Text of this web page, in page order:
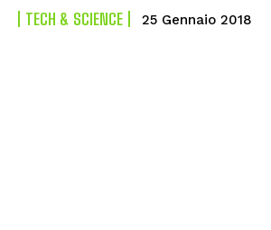
TECH & SCIENCE 25 Gennaio 2018